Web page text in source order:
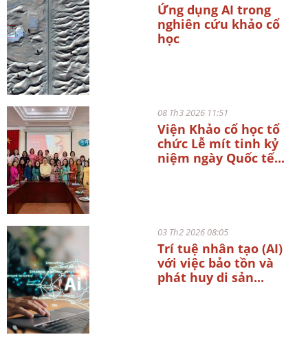
Ứng dụng AI trong
nghiên cứu khảo cổ
học
08 Th3 2026 11:51
Viện Khảo cổ học tổ
chức Lễ mít tinh kỷ
niệm ngày Quốc tế...
03 Th2 2026 08:05
Trí tuệ nhân tạo (AI)
với việc bảo tồn và
phát huy di sản...